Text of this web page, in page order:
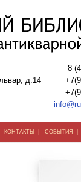
д.14
8
КОНТАКТЫ | СОБЫТИЯ